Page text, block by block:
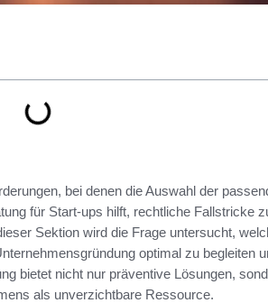
bei denen die Auswahl der
für Start-ups hilft, rechtliche Fallstricke
Sektion wird die Frage untersucht,
optimal zu begleiten
bietet nicht nur präventive Lösungen,
als unverzichtbare Ressource.